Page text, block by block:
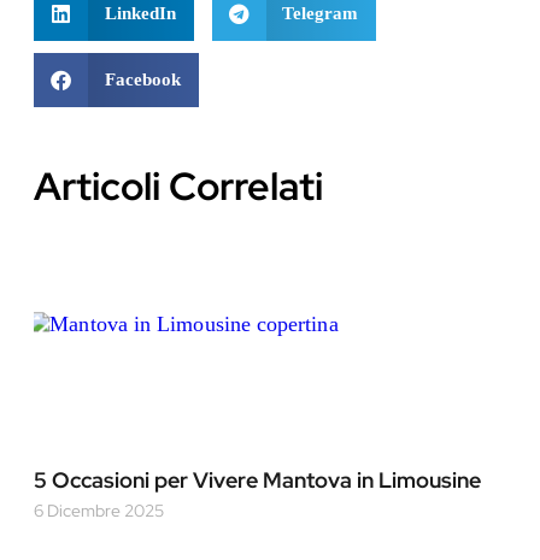
LinkedIn Telegram
Facebook
Articoli Correlati
5 Occasioni per Vivere Mantova in Limousine
6 Dicembre 2025